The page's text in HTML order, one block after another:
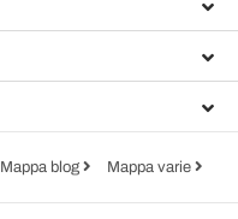
Mappa blog Mappa varie